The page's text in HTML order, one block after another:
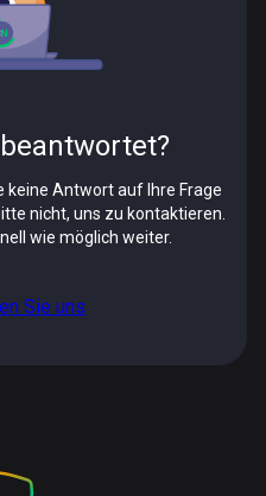
keine Antwort auf Ihre Frage
nicht, uns zu kontaktieren.
wie möglich weiter.
Sie uns